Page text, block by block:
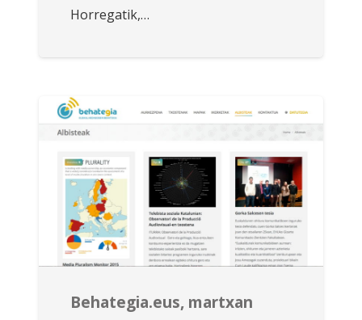
Horregatik,…
Behategia.eus, martxan